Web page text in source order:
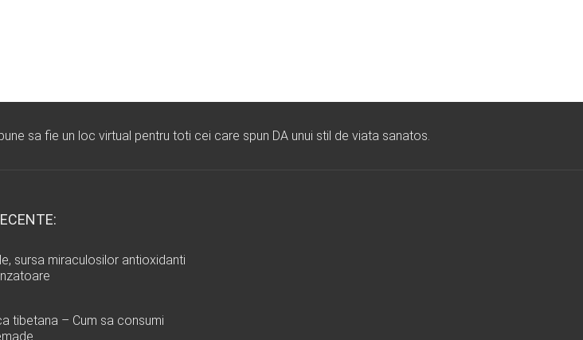
sa fie un loc virtual pentru toti cei care spun DA unui stil de viata sanatos.
sursa miraculosilor antioxidanti
tibetana – Cum sa consumi